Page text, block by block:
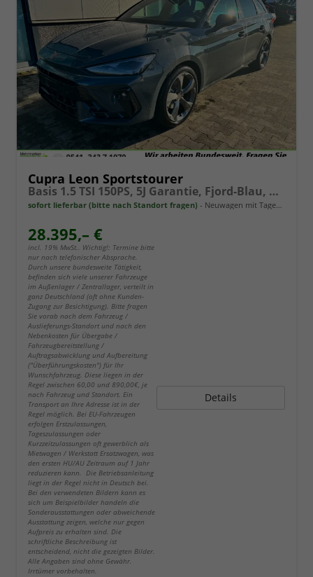
Cupra Leon Sportstourer
Basis 1.5 TSI 150PS, 5J Garantie, Fjord-Blau, ANHÄNGERKUPPLUNG, EDGE-PAKET (KEYLESS, ALARM, RÜCKFAHRKAMERA), SCHALENSITZE / FAHRERSITZ ELEKTRISCH, SITZHEIZUNG, 18" ALU, ELEKTR. HECKKLAPPE, 3Z-Climatronic, ACC, Full Link, Parksensoren v/h, Privacy-Glas
sofort lieferbar (bitte nach Standort fragen) Neuwagen mit Tageszulassung
28.395,– €
incl. 19% MwSt.. Wichtig!: Termine bitte
nur nach telefonischer Absprache.
Durch unsere bundesweite Tätigkeit,
befinden sich viele unserer Fahrzeuge
im Außenlager / Zentrallager, verteilt in
ganz Deutschland (oft ohne Kunden-
Zugang zur Besichtigung). Bitte fragen
Sie vorab nach dem Fahrzeug /
Auslieferungs-Standort und nach den
Nebenkosten für Übergabe /
Fahrzeugbereitstellung /
Auftragsabwicklung und Aufbereitung
("Überführungskosten") für Ihr
Wunschfahrzeug. Diese liegen in der
Regel zwischen 60,00 und 890,00€, je
nach Fahrzeug und Standort. Ein
Transport an Ihre Adresse ist in der
Regel möglich. Bei EU-Fahrzeugen
erfolgen Erstzulassungen,
Tageszulassungen oder
Kurzzeitzulassungen oft gewerblich als
Mietwagen / Werkstatt Ersatzwagen, was
den ersten HU/AU Zeitraum auf 1 Jahr
reduzieren kann. Die Betriebsanleitung
liegt in der Regel nicht in Deutsch bei.
Bei den verwendeten Bildern kann es
sich um Beispielbilder handeln die
Sonderausstattungen oder abweichende
Ausstattung zeigen, welche nur gegen
Aufpreis zu erhalten sind. Die
schriftliche Beschreibung ist
entscheidend, nicht die gezeigten Bilder.
Alle Angaben sind ohne Gewähr.
Irrtümer vorbehalten.
Details